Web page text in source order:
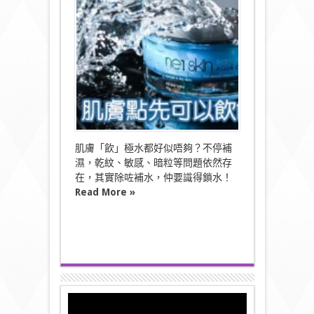
可
以
飲
飽
水？〉
中
肌膚「飲」極水都好似唔夠？不停補
濕，乾紋、敏感、暗粒等問題依然存
在，其實除咗補水，仲要識得鎖水！
Read More »